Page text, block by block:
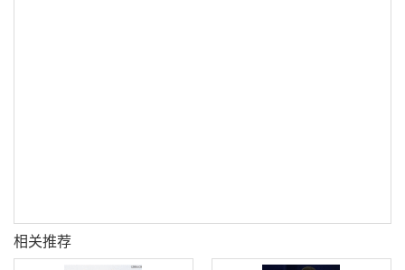
相关推荐